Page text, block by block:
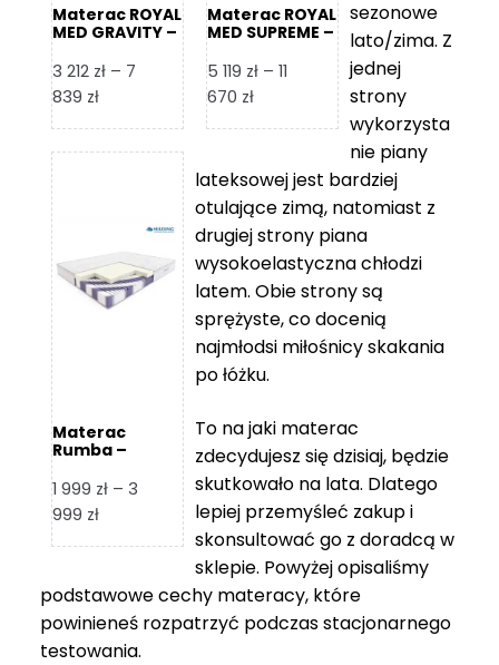
Materac ROYAL
MED GRAVITY –
3 212 zł – 7
839 złZakres
od
839 zł
Materac ROYAL
MED SUPREME –
5 119 zł – 11
670 złZakres
5
119 zł
do
670 zł
Materac
Rumba –
1 999 zł – 3
999 złZakres
1
999 zł
do
sezonowe
lato/zima. Z
jednej
strony
wykorzysta
nie piany
lateksowej jest bardziej
otulające zimą, natomiast z
drugiej strony piana
wysokoelastyczna chłodzi
latem. Obie strony są
sprężyste, co docenią
najmłodsi miłośnicy skakania
po łóżku.
To na jaki materac
zdecydujesz się dzisiaj, będzie
skutkowało na lata. Dlatego
lepiej przemyśleć zakup i
skonsultować go z doradcą w
sklepie. Powyżej opisaliśmy
podstawowe cechy materacy, które
powinieneś rozpatrzyć podczas stacjonarnego
testowania.